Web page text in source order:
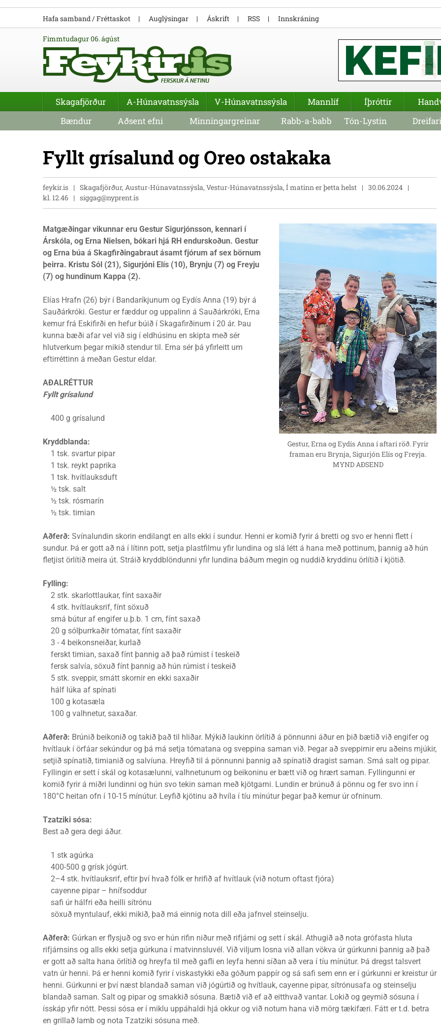
fimmtudagur 06. ágúst
Fyllt grísalund og Oreo ostakaka
feykir.is Skagafjörður, Austur-Húnavatnssýsla, Vestur-Húnavatnssýsla, Í matinn er þetta helst
30.06.2024
kl. 12.46
siggag@nyprent.is
Gestur, Erna og Eydís Anna í aftari röð. Fyrir
framan eru Brynja, Sigurjón Elís og Freyja.
MYND AÐSEND
Matgæðingar vikunnar eru Gestur Sigurjónsson, kennari í
Árskóla, og Erna Nielsen, bókari hjá RH endurskoðun. Gestur
og Erna búa á Skagfirðingabraut ásamt fjórum af sex börnum
þeirra. Kristu Sól (21), Sigurjóni Elís (10), Brynju (7) og Freyju
(7) og hundinum Kappa (2).
Elías Hrafn (26) býr í Bandaríkjunum og Eydís Anna (19) býr á
Sauðárkróki. Gestur er fæddur og uppalinn á Sauðárkróki, Erna
kemur frá Eskifirði en hefur búið í Skagafirðinum í 20 ár. Þau
kunna bæði afar vel við sig í eldhúsinu en skipta með sér
hlutverkum þegar mikið stendur til. Erna sér þá yfirleitt um
eftirréttinn á meðan Gestur eldar.
AÐALRÉTTUR
Fyllt grísalund
400 g grísalund
Kryddblanda:
1 tsk. svartur pipar
1 tsk. reykt paprika
1 tsk. hvítlauksduft
½ tsk. salt
½ tsk. rósmarín
½ tsk. timian
Aðferð: Svínalundin skorin endilangt en alls ekki í sundur. Henni er komið fyrir á bretti og svo er henni flett í
sundur. Þá er gott að ná í lítinn pott, setja plastfilmu yfir lundina og slá létt á hana með pottinum, þannig að hún
fletjist örlítið meira út. Stráið kryddblöndunni yfir lundina báðum megin og nuddið kryddinu örlítið í kjötið.
Fylling:
2 stk. skarlottlaukar, fínt saxaðir
4 stk. hvítlauksrif, fínt söxuð
smá bútur af engifer u.þ.b. 1 cm, fínt saxað
20 g sólþurrkaðir tómatar, fínt saxaðir
3 - 4 beikonsneiðar, kurlað
ferskt timian, saxað fínt þannig að það rúmist í teskeið
fersk salvía, söxuð fínt þannig að hún rúmist í teskeið
5 stk. sveppir, smátt skornir en ekki saxaðir
hálf lúka af spínati
100 g kotasæla
100 g valhnetur, saxaðar.
Aðferð: Brúnið beikonið og takið það til hliðar. Mýkið laukinn örlítið á pönnunni áður en þið bætið við engifer og
hvítlauk í örfáar sekúndur og þá má setja tómatana og sveppina saman við. Þegar að sveppirnir eru aðeins mjúkir,
setjið spínatið, timianið og salvíuna. Hreyfið til á pönnunni þannig að spínatið dragist saman. Smá salt og pipar.
Fyllingin er sett í skál og kotasælunni, valhnetunum og beikoninu er bætt við og hrært saman. Fyllingunni er
komið fyrir á miðri lundinni og hún svo tekin saman með kjötgarni. Lundin er brúnuð á pönnu og fer svo inn í
180°C heitan ofn í 10-15 mínútur. Leyfið kjötinu að hvíla í tíu mínútur þegar það kemur úr ofninum.
Tzatziki sósa:
Best að gera degi áður.
1 stk agúrka
400-500 g grísk jógúrt.
2–4 stk. hvítlauksrif, eftir því hvað fólk er hrifið af hvítlauk (við notum oftast fjóra)
cayenne pipar – hnífsoddur
safi úr hálfri eða heilli sítrónu
söxuð myntulauf, ekki mikið, það má einnig nota dill eða jafnvel steinselju.
Aðferð: Gúrkan er flysjuð og svo er hún rifin niður með rifjárni og sett í skál. Athugið að nota grófasta hluta
rifjárnsins og alls ekki setja gúrkuna í matvinnsluvél. Við viljum losna við allan vökva úr gúrkunni þannig að það
er gott að salta hana örlítið og hreyfa til með gafli en leyfa henni síðan að vera í tíu mínútur. Þá dregst talsvert
vatn úr henni. Þá er henni komið fyrir í viskastykki eða góðum pappír og sá safi sem enn er í gúrkunni er kreistur úr
henni. Gúrkunni er því næst blandað saman við jógúrtið og hvítlauk, cayenne pipar, sítrónusafa og steinselju
blandað saman. Salt og pipar og smakkið sósuna. Bætið við ef að eitthvað vantar. Lokið og geymið sósuna í
ísskáp yfir nótt. Þessi sósa er í miklu uppáhaldi hjá okkur og við notum hana við mörg tækifæri. Fátt er t.d. betra
en grillað lamb og nota Tzatziki sósuna með.
Hafa samband / Fréttaskot Auglýsingar Áskrift RSS Innskráning
Skagafjörður A-Húnavatnssýsla V-Húnavatnssýsla Mannlíf Íþróttir
Bændur
Aðsent efni Minningargreinar Rabb-a-babb Tón-Lystin